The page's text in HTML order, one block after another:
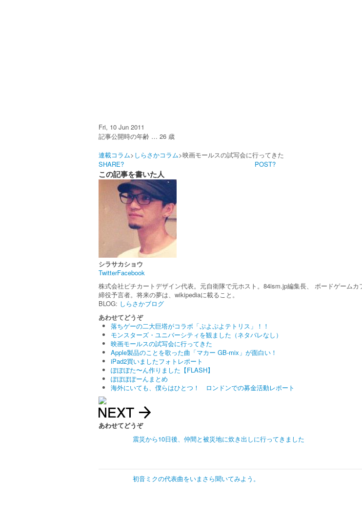
Fri, 10 Jun 2011
記事公開時の年齢 … 26 歳
連載コラム> しらさかコラム>映画モールスの試写会に行ってきた
SHARE?
POST?
この記事を書いた人
シラサカショウ
TwitterFacebook
株式会社ピチカートデザイン代表。元自衛隊で元ホスト。84ism.jp編集長、 ボードゲーム
締役予言者。将来の夢は、wikipediaに載ること。
BLOG: しらさかブログ
あわせてどうぞ
落ちゲーの二大巨塔がコラボ「ぷよぷよテトリス」！！
モンスターズ・ユニバーシティを観ました（ネタバレなし）
映画モールスの試写会に行ってきた
Apple製品のことを歌った曲「マカー GB-mix」が面白い！
iPad2買いましたフォトレポート
ぽぽぼた〜ん作りました【FLASH】
ぽぽぽぽーんまとめ
海外にいても、僕らはひとつ！ ロンドンでの募金活動レポート
あわせてどうぞ
震災から10日後、仲間と被災地に炊き出しに行ってきました
初音ミクの代表曲をいまさら聞いてみよう。